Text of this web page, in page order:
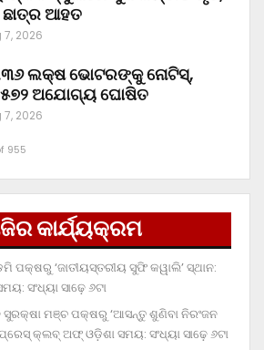
ଛାତ୍ର ଆହତ
7, 2026
ଲକ୍ଷ ଭୋଟରଙ୍କୁ ନୋଟିସ୍‌,
ଅଯୋଗ୍ୟ ଘୋଷିତ
7, 2026
955
କାର୍ଯ୍ୟକ୍ରମ
ପକ୍ଷରୁ ‘ଜାତୀୟସ୍ତରୀୟ ସୁଫି କୱାଲି’ ସ୍ଥାନ:
ସଂଧ୍ୟା ସାଢ଼େ ୬ଟା
ମଞ୍ଚ ପକ୍ଷରୁ ‘ଆସନ୍ତୁ ଶୁଣିବା ନିରଂଜନ
କ୍ଲବ୍‌ ଅଫ୍‌ ଓଡ଼ିଶା ସମୟ: ସଂଧ୍ୟା ସାଢ଼େ ୬ଟା